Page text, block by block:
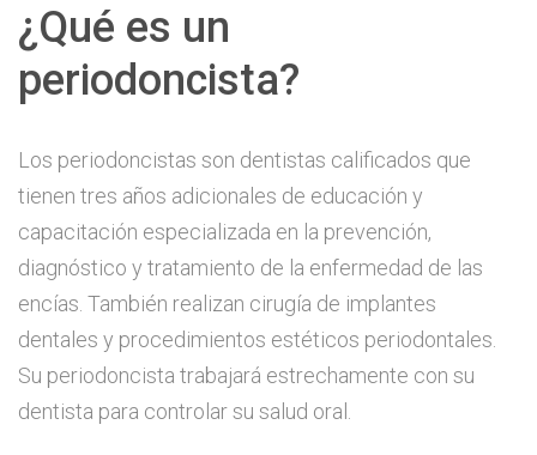
¿Qué es un
periodoncista?
Los periodoncistas son dentistas calificados que
tienen tres años adicionales de educación y
capacitación especializada en la prevención,
diagnóstico y tratamiento de la enfermedad de las
encías. También realizan cirugía de implantes
dentales y procedimientos estéticos periodontales.
Su periodoncista trabajará estrechamente con su
dentista para controlar su salud oral.